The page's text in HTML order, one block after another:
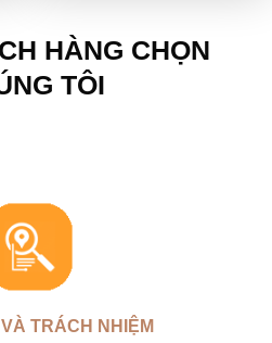
HÀNG CHỌN
TÔI
TRÁCH NHIỆM